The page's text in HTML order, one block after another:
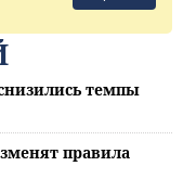
темпы
правила